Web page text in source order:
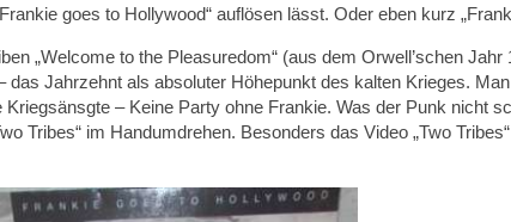
goes to Hollywood“ auflösen lässt. Oder eben kurz
„Welcome to the Pleasuredom“ (aus dem Orwell’schen Jahr
das Jahrzehnt als absoluter Höhepunkt des kalten Krieges.
– Keine Party ohne Frankie. Was der Punk nicht
Tribes“ im Handumdrehen. Besonders das Video „Two